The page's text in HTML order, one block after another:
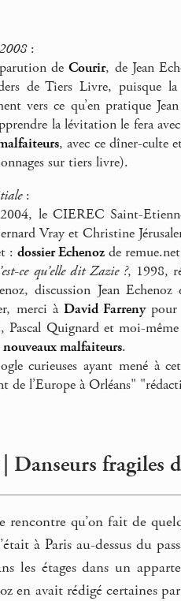
:
deCourir, de Jean
de Tiers Livre, puisque
vers ce qu’en pratique
la lévitation le fera
, avec ce dîner-culte
sur tiers livre).
:
le CIEREC Saint-
Vray et Christine
: dossier Echenoz de
ce qu’elle dit Zazie ?, 1998,
discussion Jean
merci à David Farrenypour
Pascal Quignard et moi-
nouveaux malfaiteurs.
curieuses ayant mené à
de l’Europe à Orléans"
Danseurs fragiles
rencontre qu’on fait de
à Paris au-dessus du
les étages dans un
en avait rédigé certaines